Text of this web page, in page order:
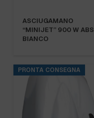
ASCIUGAMANO
“MINIJET” 900 W ABS
BIANCO
PRONTA CONSEGNA